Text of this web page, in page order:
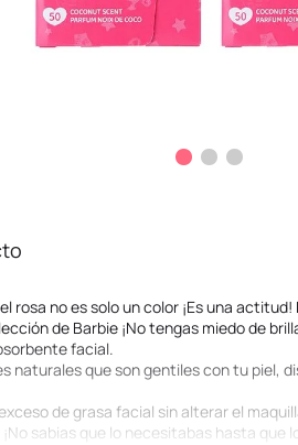
rosa no es solo un color ¡Es una
de Barbie ¡No tengas miedo de
facial.
naturales que son gentiles con tu piel,
de grasa facial sin alterar el
sabias que lo necesitabas hasta que